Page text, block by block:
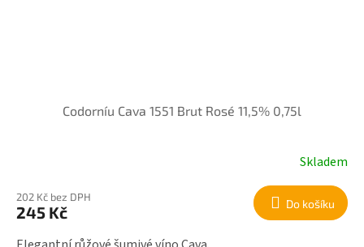
Codorníu Cava 1551 Brut Rosé 11,5% 0,75l
Skladem
202 Kč bez DPH
245 Kč Do košíku